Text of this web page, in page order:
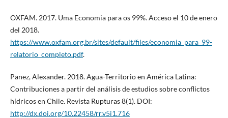
OXFAM. 2017. Uma Economia para os 99%. Acceso el 10 de enero
del 2018.
https://www.oxfam.org.br/sites/default/files/economia_para_99-
relatorio_completo.pdf.
Panez, Alexander. 2018. Agua-Territorio en América Latina:
Contribuciones a partir del análisis de estudios sobre conflictos
hídricos en Chile. Revista Rupturas 8(1). DOI:
http://dx.doi.org/10.22458/rr.v5i1.716